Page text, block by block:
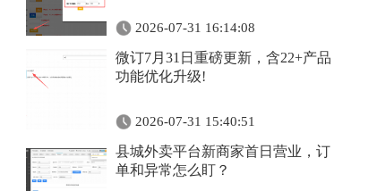
2026-07-31 16:14:08
微订7月31日重磅更新，含22+产品
功能优化升级!
2026-07-31 15:40:51
县城外卖平台新商家首日营业，订
单和异常怎么盯？